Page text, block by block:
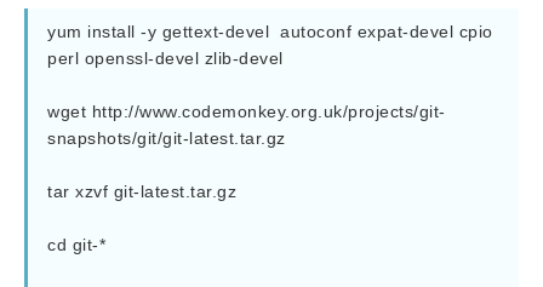
yum install -y gettext-devel  autoconf expat-devel cpio
perl openssl-devel zlib-devel
wget http://www.codemonkey.org.uk/projects/git-
snapshots/git/git-latest.tar.gz
tar xzvf git-latest.tar.gz
cd git-*